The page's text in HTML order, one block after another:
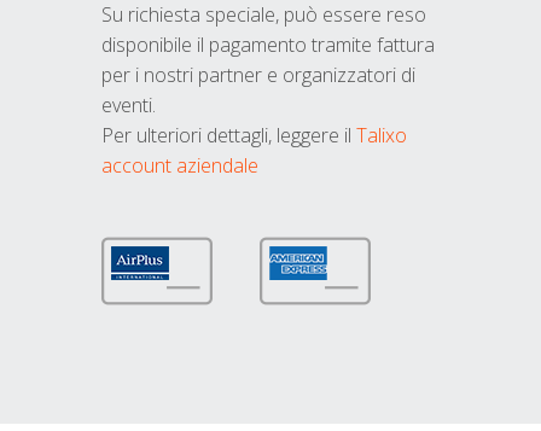
Su richiesta speciale, può essere reso
disponibile il pagamento tramite fattura
per i nostri partner e organizzatori di
eventi.
Per ulteriori dettagli, leggere il Talixo
account aziendale